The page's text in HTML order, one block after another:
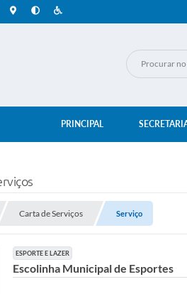
PRINCIPAL
Carta de Serviços Serviço
ESPORTE E LAZER
Escolinha Municipal de Esportes